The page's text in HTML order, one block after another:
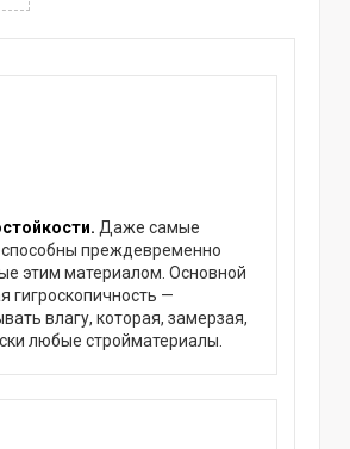
Даже самые
преждевременно
этим материалом. Основной
гигроскопичность —
влагу, которая, замерзая,
любые стройматериалы.